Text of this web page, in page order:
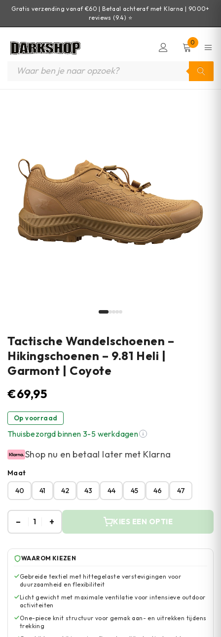
Gratis verzending vanaf €60 | Betaal achteraf met Klarna | 9000+
reviews (9.4) ⭐
0
Tactische Wandelschoenen –
Hikingschoenen – 9.81 Heli |
Garmont | Coyote
€69,95
Op voorraad
Thuisbezorgd binnen 3-5 werkdagen
Shop nu en betaal later met Klarna
Maat
40
41 42 43 44 45 46 47
– 1 + KIES EEN OPTIE
WAAROM KIEZEN
Gebreide textiel met hittegelaste verstevigingen voor
duurzaamheid en flexibiliteit
Licht gewicht met maximale ventilatie voor intensieve outdoor
activiteiten
One-piece knit structuur voor gemak aan- en uitrekken tijdens
trekking